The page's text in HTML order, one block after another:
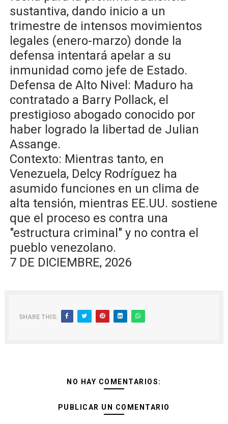
sustantiva, dando inicio a un
trimestre de intensos movimientos
legales (enero-marzo) donde la
defensa intentará apelar a su
inmunidad como jefe de Estado.
​Defensa de Alto Nivel: Maduro ha
contratado a Barry Pollack, el
prestigioso abogado conocido por
haber logrado la libertad de Julian
Assange.
​Contexto: Mientras tanto, en
Venezuela, Delcy Rodríguez ha
asumido funciones en un clima de
alta tensión, mientras EE.UU. sostiene
que el proceso es contra una
"estructura criminal" y no contra el
pueblo venezolano.
7 DE DICIEMBRE, 2026
SHARE THIS:
NO HAY COMENTARIOS:
PUBLICAR UN COMENTARIO